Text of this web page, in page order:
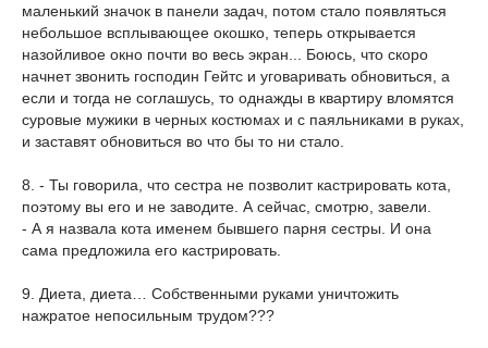
маленький значок в панели задач, потом стало появляться
небольшое всплывающее окошко, теперь открывается
назойливое окно почти во весь экран... Боюсь, что скоро
начнет звонить господин Гейтс и уговаривать обновиться, а
если и тогда не соглашусь, то однажды в квартиру вломятся
суровые мужики в черных костюмах и с паяльниками в руках,
и заставят обновиться во что бы то ни стало.
8. - Ты говорила, что сестра не позволит кастрировать кота,
поэтому вы его и не заводите. А сейчас, смотрю, завели.
- А я назвала кота именем бывшего парня сестры. И она
сама предложила его кастрировать.
9. Диета, диета… Собственными руками уничтожить
нажратое непосильным трудом???